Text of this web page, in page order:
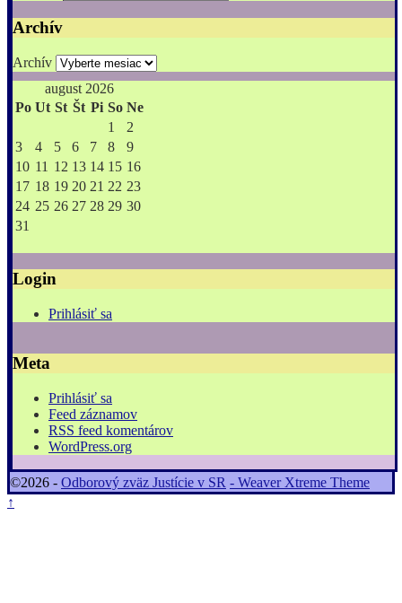
Archív
Archív
august 2026
Po Ut St Št Pi So Ne
1
2
3
4 5 6 7 8
9
10 11 12 13 14 15 16
17 18 19 20 21 22 23
24 25 26 27 28 29 30
31
Login
Prihlásiť sa
Meta
Prihlásiť sa
Feed záznamov
RSS feed komentárov
WordPress.org
©2026 - Odborový zväz Justície v SR - Weaver Xtreme Theme
↑